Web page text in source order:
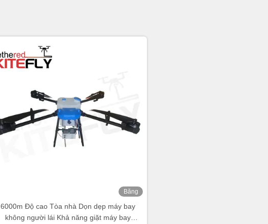
Băng
6000m Độ cao Tòa nhà Dọn dẹp máy bay
không người lái Khả năng giặt máy bay